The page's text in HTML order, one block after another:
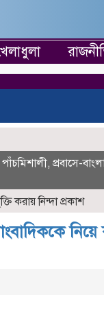
পাঁচমিশালী, প্রবাসে-
করায় নিন্দা প্রকাশ